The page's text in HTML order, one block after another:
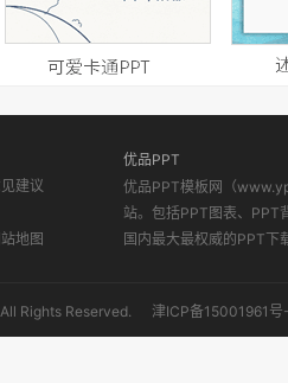
建议
地图
优品PPT
优品PPT模板网（
站。包括PPT图表、PPT
国内最大最权威的PPT下
Rights Reserved. 津ICP备15001961号